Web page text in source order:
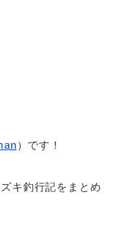
）です！
キ釣行記をまとめ